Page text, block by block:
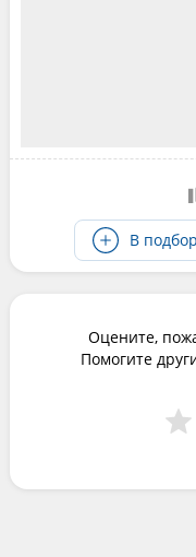
В
Оцените,
Помогите